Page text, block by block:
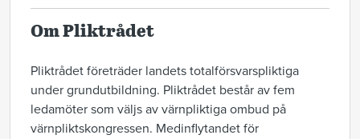
Om Pliktrådet
Pliktrådet företräder landets totalförsvarspliktiga
under grundutbildning. Pliktrådet består av fem
ledamöter som väljs av värnpliktiga ombud på
värnpliktskongressen. Medinflytandet för